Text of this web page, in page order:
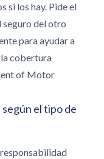
si los hay. Pide el
del otro
para ayudar a
cobertura
of Motor
el tipo de